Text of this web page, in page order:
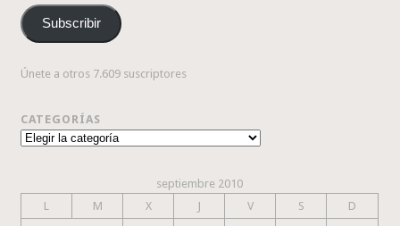
correo
electrónico
Subscribir
Únete a otros 7.609 suscriptores
CATEGORÍAS
Categorías
septiembre 2010
L
M X J V S
D